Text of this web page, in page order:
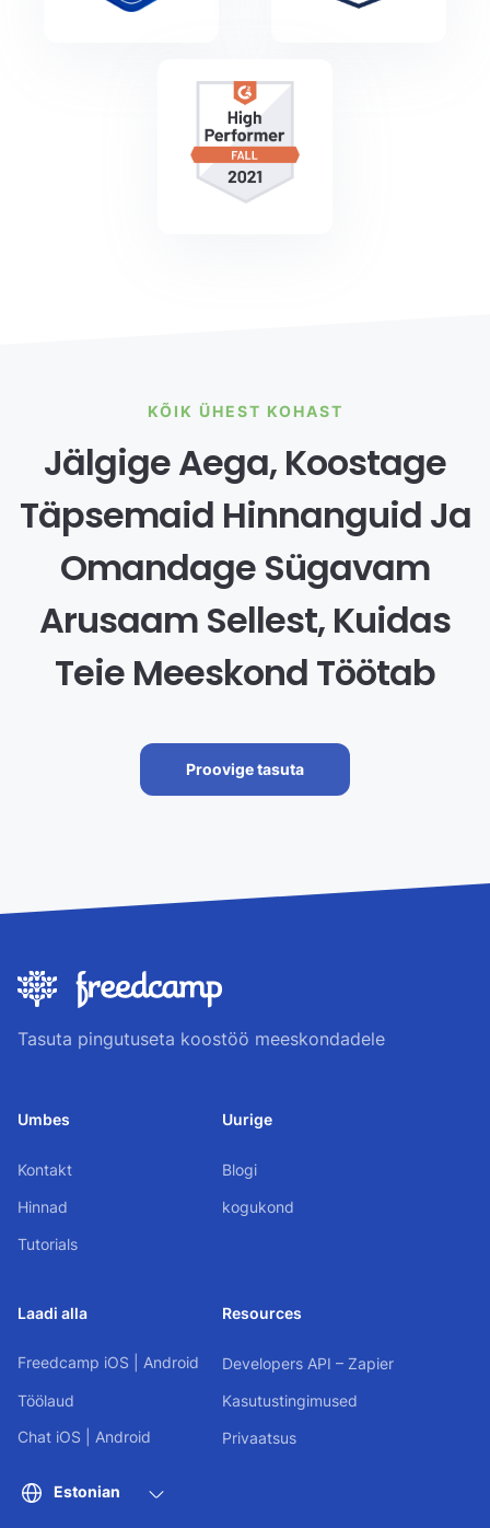
KÕIK ÜHEST KOHAST
Jälgige Aega, Koostage
Täpsemaid Hinnanguid Ja
Omandage Sügavam
Arusaam Sellest, Kuidas
Teie Meeskond Töötab
Proovige tasuta
Tasuta pingutuseta koostöö meeskondadele
Umbes
Kontakt
Hinnad
Tutorials
Uurige
Blogi
kogukond
Laadi alla
Freedcamp iOS Android
Töölaud
Chat iOS Android
Resources
Developers API – Zapier
Kasutustingimused
Privaatsus
Estonian